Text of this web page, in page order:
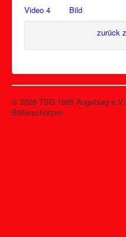
Video 4
Bild
zurück
© 2026 TSG 1885 Augsburg
Böllerschützen